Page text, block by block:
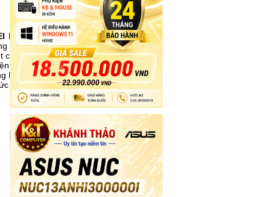
DVD FQC-
mới trong
cách nhanh
hình nền,
không gian
khám phá